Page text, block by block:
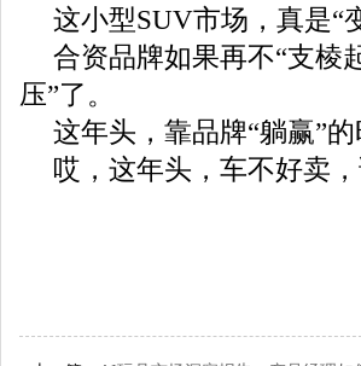
这小型SUV市场，真是“
合资品牌如果再不“支棱
压”了。
这年头，靠品牌“躺赢”
哎，这年头，车不好卖